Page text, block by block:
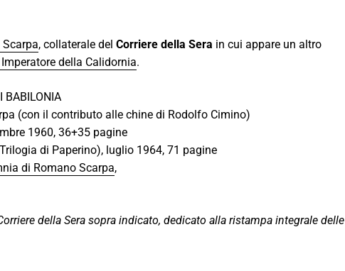
, collaterale del Corriere della Sera in cui appare un altro
della Calidornia.
BABILONIA
(con il contributo alle chine di Rodolfo Cimino)
1960, 36+35 pagine
di Paperino), luglio 1964, 71 pagine
di Romano Scarpa,
della Sera sopra indicato, dedicato alla ristampa integrale delle